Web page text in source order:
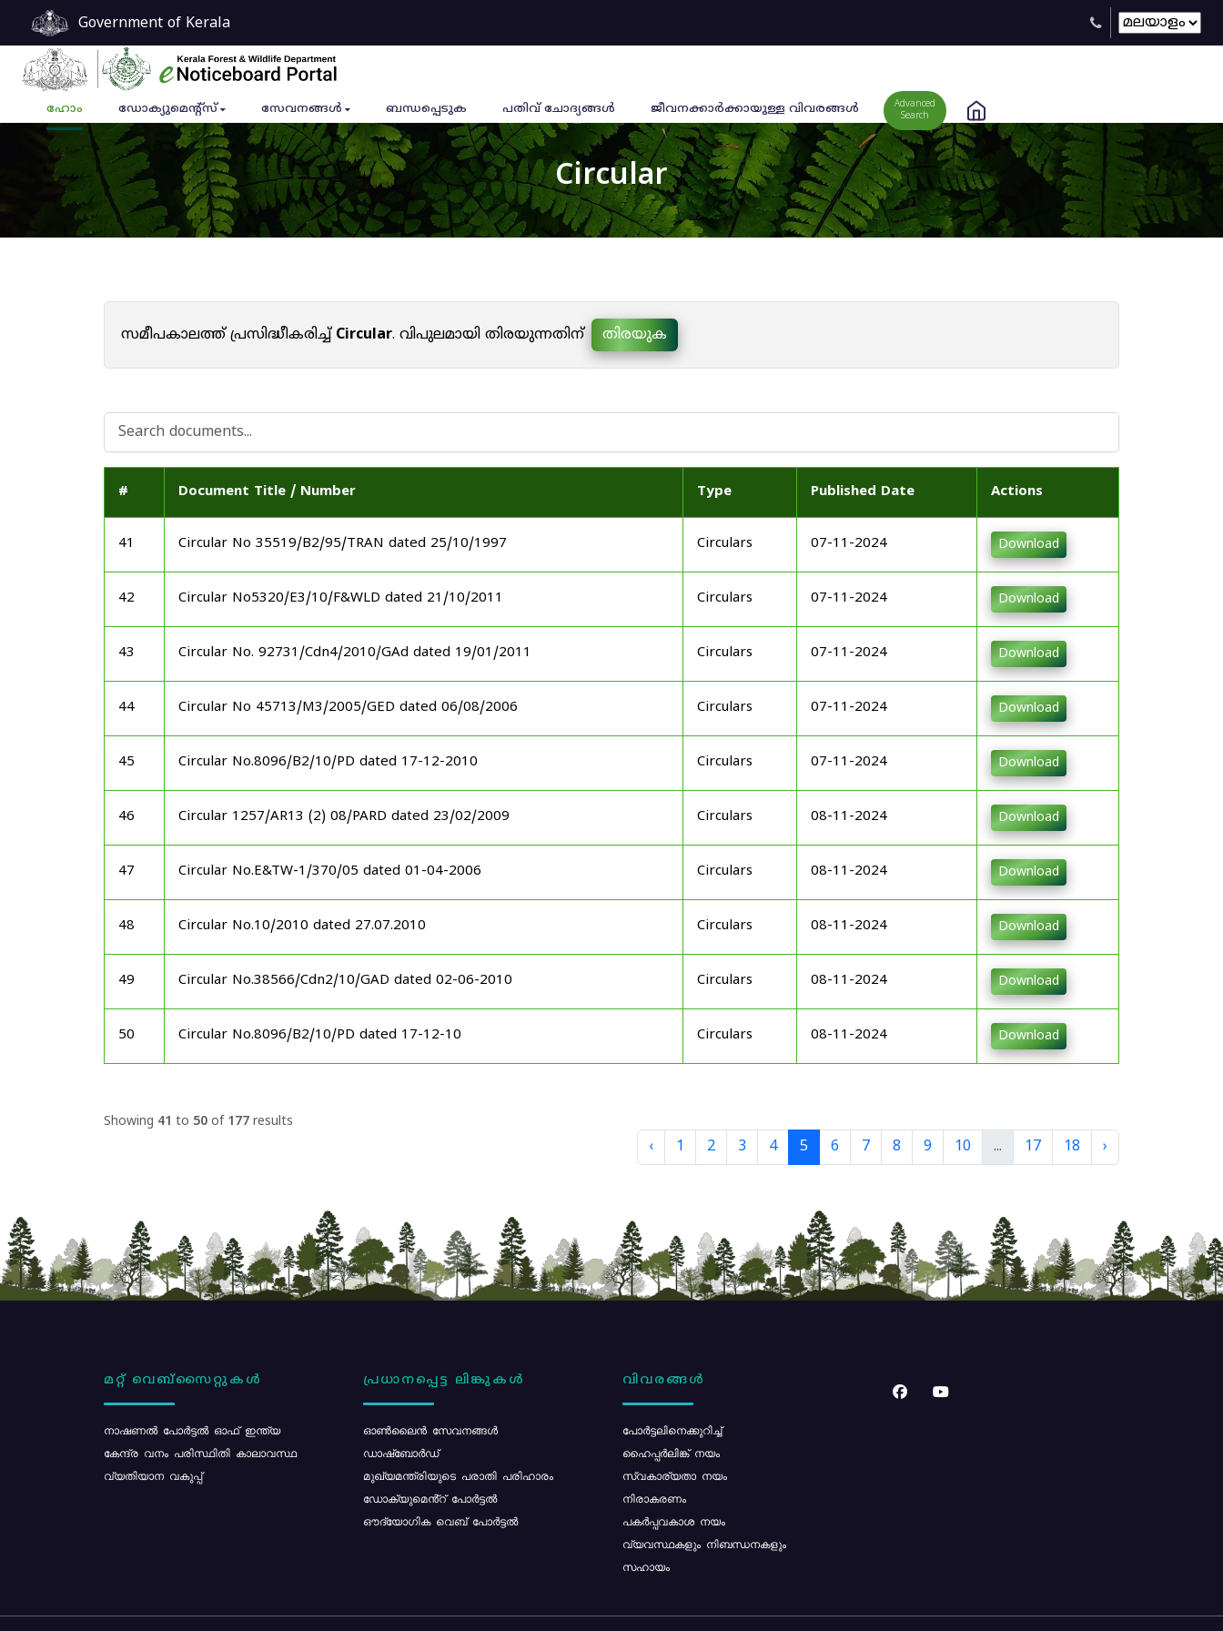
Government of Kerala
ഹോം ഡോക്യുമെൻ്റ്സ് സേവനങ്ങൾ ബന്ധപ്പെടുക പതിവ് ചോദ്യങ്ങൾ ജീവനക്കാര്‍ക്കായുള്ള വിവരങ്ങള്‍
Advanced
Search
Circular
സമീപകാലത്ത് പ്രസിദ്ധീകരിച്ച്Circular. വിപുലമായി തിരയുന്നതിന് തിരയുക
# Document Title / Number Type Published Date Actions
41 Circular No 35519/B2/95/TRAN dated 25/10/1997 Circulars 07-11-2024 Download
42 Circular No5320/E3/10/F&WLD dated 21/10/2011 Circulars 07-11-2024 Download
43 Circular No. 92731/Cdn4/2010/GAd dated 19/01/2011 Circulars 07-11-2024 Download
44 Circular No 45713/M3/2005/GED dated 06/08/2006 Circulars 07-11-2024 Download
45 Circular No.8096/B2/10/PD dated 17-12-2010 Circulars 07-11-2024 Download
46 Circular 1257/AR13 (2) 08/PARD dated 23/02/2009 Circulars 08-11-2024 Download
47 Circular No.E&TW-1/370/05 dated 01-04-2006 Circulars 08-11-2024 Download
48 Circular No.10/2010 dated 27.07.2010 Circulars 08-11-2024 Download
49 Circular No.38566/Cdn2/10/GAD dated 02-06-2010 Circulars 08-11-2024 Download
50 Circular No.8096/B2/10/PD dated 17-12-10 Circulars 08-11-2024 Download
Showing 41 to 50 of 177 results
‹ 1 2 3 4 5 6 7 8 9 10 ... 17 18 ›
മറ്റ് വെബ്സൈറ്റുകൾ
നാഷണൽ പോർട്ടൽ ഓഫ് ഇന്ത്യ
കേന്ദ്ര വനം പരിസ്ഥിതി കാലാവസ്ഥ
വ്യതിയാന വകുപ്പ്
പ്രധാനപ്പെട്ട ലിങ്കുകൾ
ഓൺലൈൻ സേവനങ്ങൾ
ഡാഷ്ബോർഡ്
മുഖ്യമന്ത്രിയുടെ പരാതി പരിഹാരം
ഡോക്യുമെൻ്റ് പോർട്ടൽ
ഔദ്യോഗിക വെബ് പോർട്ടൽ
വിവരങ്ങൾ
പോര്‍ട്ടലിനെക്കുറിച്ച്
ഹൈപ്പർലിങ്ക് നയം
സ്വകാര്യതാ നയം
നിരാകരണം
പകർപ്പവകാശ നയം
വ്യവസ്ഥകളും നിബന്ധനകളും
സഹായം